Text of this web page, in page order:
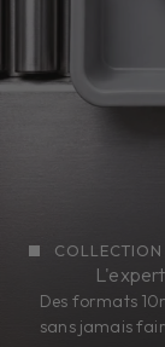
Des formats
sans jamais